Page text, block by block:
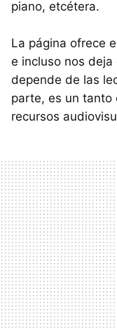
piano, etcétera.
La página ofrece
e incluso nos deja
depende de las
parte, es un tanto
recursos